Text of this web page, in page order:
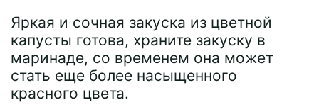
Яркая и сочная закуска из цветной
капусты готова, храните закуску в
маринаде, со временем она может
стать еще более насыщенного
красного цвета.